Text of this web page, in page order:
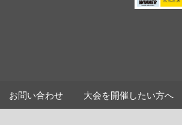
お問い合わせ 大会を開催したい方へ